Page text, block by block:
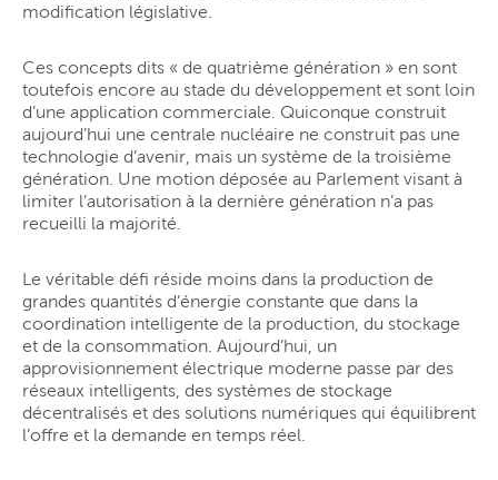
modification législative.
Ces concepts dits « de quatrième génération » en sont
toutefois encore au stade du développement et sont loin
d’une application commerciale. Quiconque construit
aujourd’hui une centrale nucléaire ne construit pas une
technologie d’avenir, mais un système de la troisième
génération. Une motion déposée au Parlement visant à
limiter l’autorisation à la dernière génération n’a pas
recueilli la majorité.
Le véritable défi réside moins dans la production de
grandes quantités d’énergie constante que dans la
coordination intelligente de la production, du stockage
et de la consommation. Aujourd’hui, un
approvisionnement électrique moderne passe par des
réseaux intelligents, des systèmes de stockage
décentralisés et des solutions numériques qui équilibrent
l’offre et la demande en temps réel.